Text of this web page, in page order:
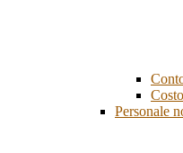
Personale